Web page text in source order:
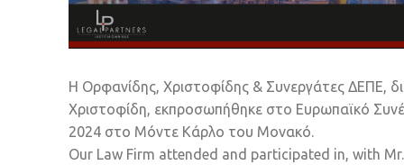
Η Ορφανίδης, Χριστοφίδης & Συνεργάτες ΔΕΠΕ,
Χριστοφίδη, εκπροσωπήθηκε στο Ευρωπαϊκό
2024 στο Μόντε Κάρλο του Μονακό.
Our Law Firm attended and participated in, with